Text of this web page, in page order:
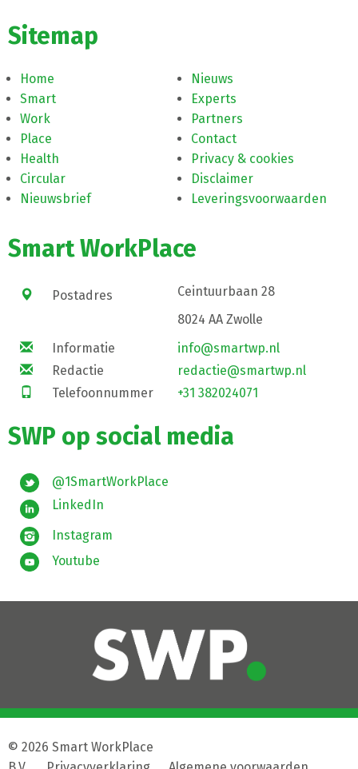
Sitemap
Home
Smart
Work
Place
Health
Circular
Nieuwsbrief
Nieuws
Experts
Partners
Contact
Privacy & cookies
Disclaimer
Leveringsvoorwaarden
Smart WorkPlace
Postadres
Ceintuurbaan 28
8024 AA Zwolle
Informatie
info@smartwp.nl
Redactie
redactie@smartwp.nl
Telefoonnummer
+31 382024071
SWP op social media
@1SmartWorkPlace
LinkedIn
Instagram
Youtube
© 2026 Smart WorkPlace